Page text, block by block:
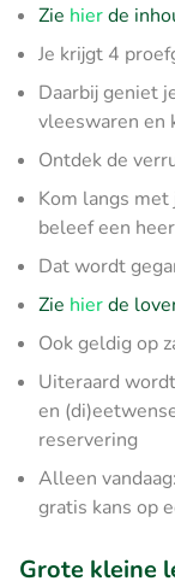
Zie hierde
Je krijgt 4
Daarbij geniet
vleeswaren en
Ontdek de
Kom langs
beleef een
Dat wordt
Zie hierde
Ook geldig op
Uiteraard
en
reservering
Alleen
gratis kans op
Grote kleine